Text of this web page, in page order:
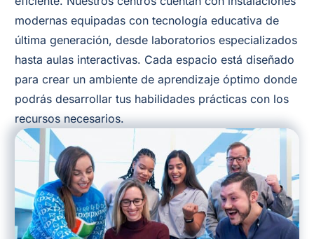
modernas equipadas con tecnología educativa de
última generación, desde laboratorios especializados
hasta aulas interactivas. Cada espacio está diseñado
para crear un ambiente de aprendizaje óptimo donde
podrás desarrollar tus habilidades prácticas con los
recursos necesarios.